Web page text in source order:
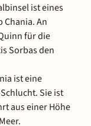
ist eines
An
für die
Sorbas den
ist eine
Sie ist
aus einer Höhe